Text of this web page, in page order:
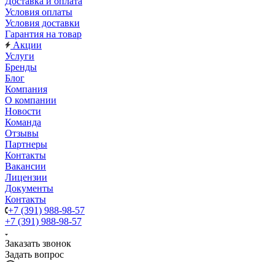
Условия оплаты
Условия доставки
Гарантия на товар
Акции
Услуги
Бренды
Блог
Компания
О компании
Новости
Команда
Отзывы
Партнеры
Контакты
Вакансии
Лицензии
Документы
Контакты
+7 (391) 988-98-57
+7 (391) 988-98-57
Заказать звонок
Задать вопрос